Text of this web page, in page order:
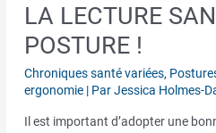
LA LECTURE
POSTURE !
Chroniques santé variées,
ergonomie | ParJessica Holmes-
Il est important d’adopter une
La
sans
trouble
de